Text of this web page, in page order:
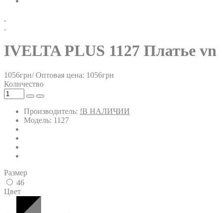
IVELTA PLUS 1127 Платье vn
1056грн/ Оптовая цена: 1056грн
Количество
Производитель: !В НАЛИЧИИ
Модель: 1127
Размер
46
Цвет